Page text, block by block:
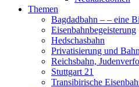
Themen
Bagdadbahn – – eine
Eisenbahnbegeisterung
Hedschasbahn
Privatisierung und
Reichsbahn,
Stuttgart 21
Transibirische